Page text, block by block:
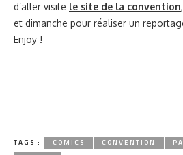
d’aller visite le site de la convention
et dimanche pour réaliser un
Enjoy !
TAGS : COMICS CONVENTION